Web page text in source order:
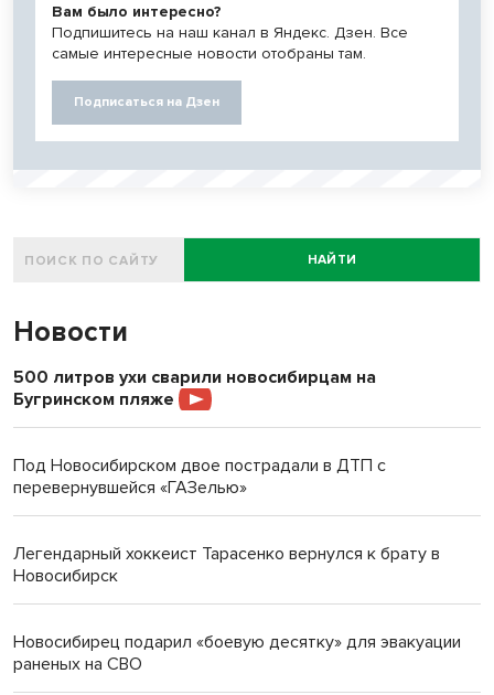
Вам было интересно?
Подпишитесь на наш канал в Яндекс. Дзен. Все
самые интересные новости отобраны там.
Подписаться на Дзен
НАЙТИ
Новости
500 литров ухи сварили новосибирцам на
Бугринском пляже
Под Новосибирском двое пострадали в ДТП с
перевернувшейся «ГАЗелью»
Легендарный хоккеист Тарасенко вернулся к брату в
Новосибирск
Новосибирец подарил «боевую десятку» для эвакуации
раненых на СВО